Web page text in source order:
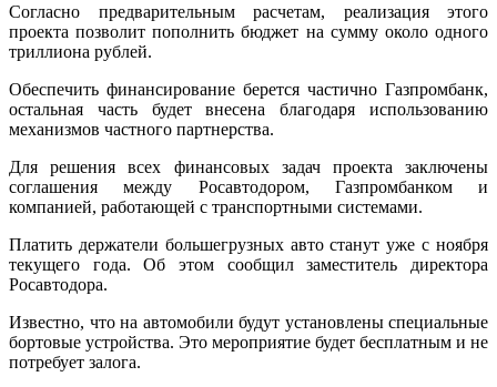
Согласно предварительным расчетам, реализация этого
проекта позволит пополнить бюджет на сумму около одного
триллиона рублей.
Обеспечить финансирование берется частично Газпромбанк,
остальная часть будет внесена благодаря использованию
механизмов частного партнерства.
Для решения всех финансовых задач проекта заключены
соглашения между Росавтодором, Газпромбанком и
компанией, работающей с транспортными системами.
Платить держатели большегрузных авто станут уже с ноября
текущего года. Об этом сообщил заместитель директора
Росавтодора.
Известно, что на автомобили будут установлены специальные
бортовые устройства. Это мероприятие будет бесплатным и не
потребует залога.